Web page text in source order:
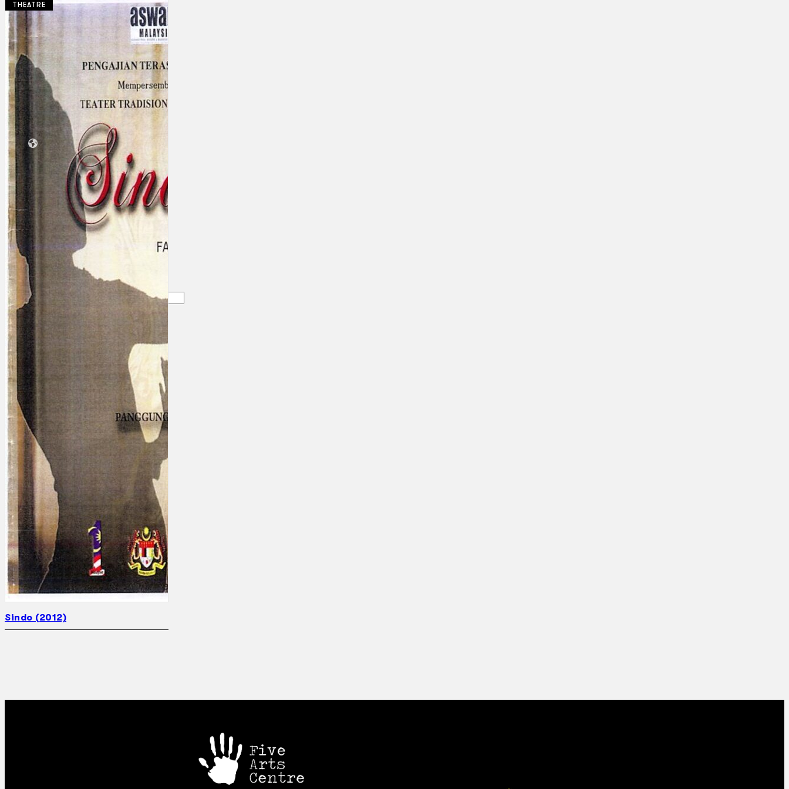
Koleksi Kami
Tarian
Artikel
Penapisan
Sejarah Lisan
Mengenai Kami
Hubungi Kami
BM
EN
Cari laman web
Gelintar
×
THEATRE
Sindo (2012)